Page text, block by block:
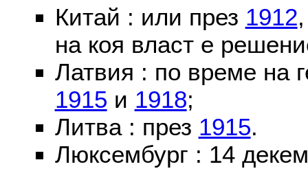
Китай : или през 1912
на коя власт е
Латвия : по време на
1915 и 1918;
Литва : през 1915.
Люксембург : 14